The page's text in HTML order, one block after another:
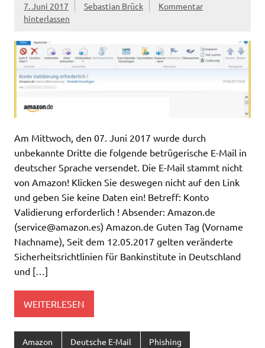
7. Juni 2017 Sebastian Brück
Kommentar
hinterlassen
Am Mittwoch, den 07. Juni 2017 wurde durch
unbekannte Dritte die folgende betrügerische E-Mail in
deutscher Sprache versendet. Die E-Mail stammt nicht
von Amazon! Klicken Sie deswegen nicht auf den Link
und geben Sie keine Daten ein! Betreff: Konto
Validierung erforderlich ! Absender: Amazon.de
(service@amazon.es) Amazon.de Guten Tag (Vorname
Nachname), Seit dem 12.05.2017 gelten veränderte
Sicherheitsrichtlinien für Bankinstitute in Deutschland
und […]
WEITERLESEN
Amazon Deutsche E-Mail Phishing